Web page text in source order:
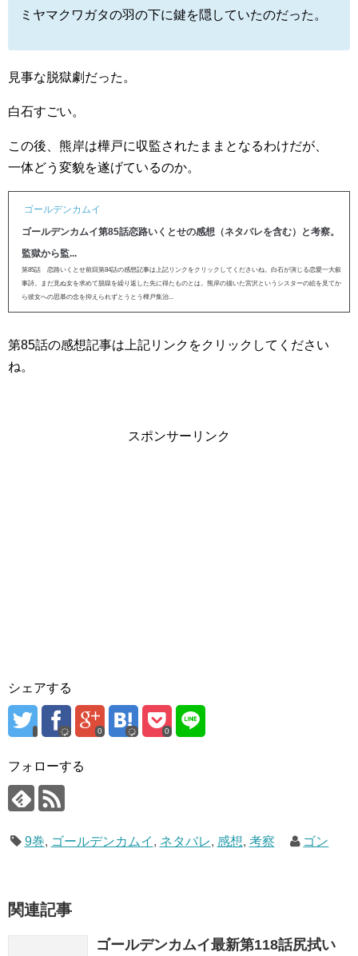
ミヤマクワガタの羽の下に鍵を隠していたのだった。
見事な脱獄劇だった。
白石すごい。
この後、熊岸は樺戸に収監されたままとなるわけだが、
一体どう変貌を遂げているのか。
ゴールデンカムイ
ゴールデンカムイ第85話恋路いくとせの感想（ネタバレを含む）と考察。
監獄から監...
第85話 恋路いくとせ前回第84話の感想記事は上記リンクをクリックしてくださいね。白石が演じる恋愛一大叙
事詩。まだ見ぬ女を求めて脱獄を繰り返した先に得たものとは。熊岸の描いた宮沢というシスターの絵を見てか
ら彼女への思慕の念を抑えられずとうとう樺戸集治...
第85話の感想記事は上記リンクをクリックしてください
ね。
スポンサーリンク
シェアする
0 0
フォローする
9巻, ゴールデンカムイ , ネタバレ, 感想, 考察 ゴン
関連記事
ゴールデンカムイ最新第118話尻拭い